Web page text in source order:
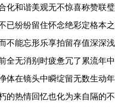
化和谐美观无不惊喜称赞联璧
已纷纷留住怀念绝彩定格本之
不能忘形乐享拍留存值深深浅
全无消别时疲惫冗了累流年中
体在镜头中瞬绽留无数生动年
的热情回忆也化为来自隔的不